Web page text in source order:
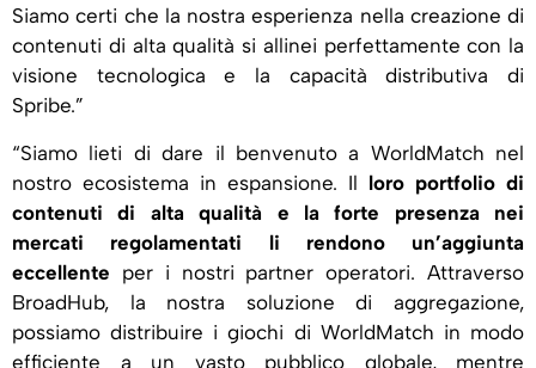
Siamo certi che la nostra esperienza nella creazione di
contenuti di alta qualità si allinei perfettamente con la
visione tecnologica e la capacità distributiva di
Spribe.”
“Siamo lieti di dare il benvenuto a WorldMatch nel
nostro ecosistema in espansione. Il loro portfolio di
contenuti di alta qualità e la forte presenza nei
mercati regolamentati li rendono un’aggiunta
eccellente per i nostri partner operatori. Attraverso
BroadHub, la nostra soluzione di aggregazione,
possiamo distribuire i giochi di WorldMatch in modo
efficiente a un vasto pubblico globale, mentre